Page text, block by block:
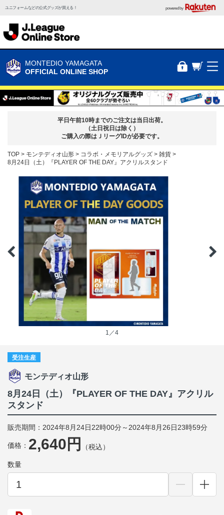
ユニフォームなどの公式グッズが買える！ powered by
MONTEDIO YAMAGATA
OFFICIAL ONLINE SHOP
平日午前10時までのご注文は当日出荷。
（土日祝日は除く）
ご購入の際はＪリーグIDが必要です。
TOP モンテディオ山形 コラボ・メモリアルグッズ
雑貨
8月24日（土）『PLAYER OF THE DAY』アクリルスタンド
1／4
受注生産
モンテディオ山形
8月24日（土）『PLAYER OF THE DAY』アクリル
スタンド
販売期間：2024年8月24日22時00分～2024年8月26日23時59分
価格： 2,640円 （税込）
数量